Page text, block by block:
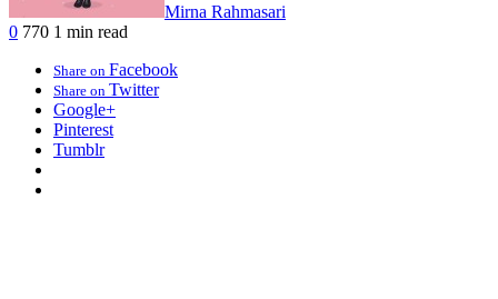
Mirna Rahmasari
0 770 1 min read
Share on Facebook
Share on Twitter
Google+
Pinterest
Tumblr